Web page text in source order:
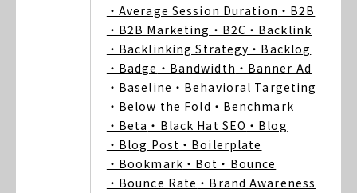
・Average Session Duration ・B2B
・B2B Marketing ・B2C ・Backlink
・Backlinking Strategy ・Backlog
・Badge ・Bandwidth ・Banner Ad
・Baseline ・Behavioral Targeting
・Below the Fold ・Benchmark
・Beta ・Black Hat SEO ・Blog
・Blog Post ・Boilerplate
・Bookmark ・Bot ・Bounce
・Bounce Rate ・Brand Awareness